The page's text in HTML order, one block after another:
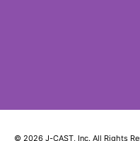
© 2026 J-CAST, Inc. All Rights